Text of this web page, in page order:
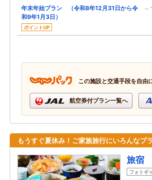
年末年始プラン （令和8年12月31日から令
和9年1月3日）
ポイントUP
…
この施設と交通手段を自由
航空券付プラン一覧へ
もうすぐ夏休み！ご家族旅行にいろんなプ
旅宿
フォトギ